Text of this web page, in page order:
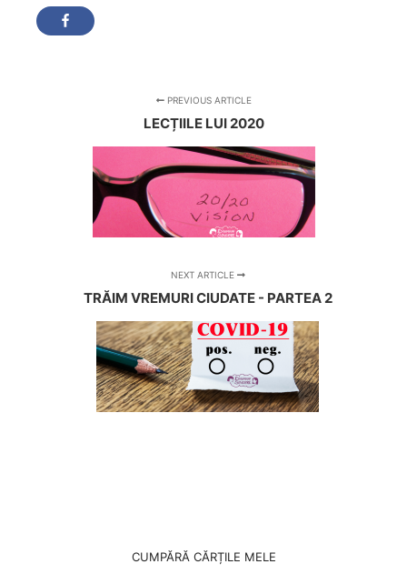
PREVIOUS ARTICLE
LECȚIILE LUI 2020
NEXT ARTICLE
TRĂIM VREMURI CIUDATE - PARTEA 2
CUMPĂRĂ CĂRȚILE MELE